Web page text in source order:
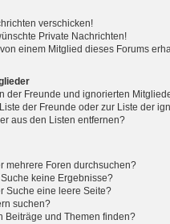
verschicken!
Private Nachrichten!
einem Mitglied dieses Forums
der Freunde und ignorierten
der Freunde oder zur Liste der
aus den Listen entfernen?
mehrere Foren durchsuchen?
keine Ergebnisse?
Suche eine leere Seite?
suchen?
Beiträge und Themen finden?